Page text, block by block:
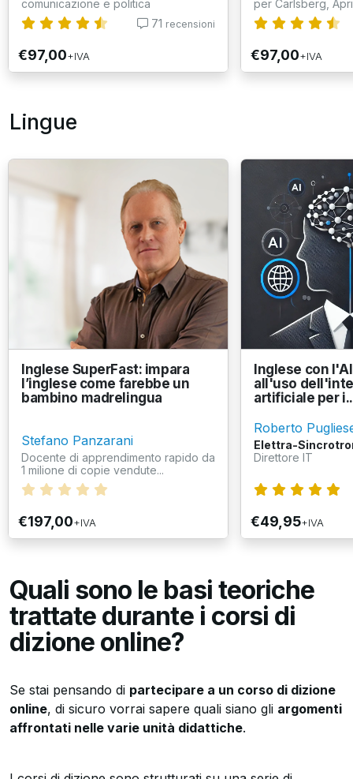
comunicazione e politica
71 recensioni
€97,00+IVA
per Carlsberg,
€97,00+IVA
Lingue
Inglese SuperFast: impara
l’inglese come farebbe un
bambino madrelingua
Stefano Panzarani
Docente di apprendimento rapido da
1 milione di copie vendute...
€197,00+IVA
Inglese con
all'uso
artificiale per
Roberto
Elettra-
Direttore IT
€49,95+IVA
Quali sono le basi teoriche
trattate durante i corsi di
dizione online?
Se stai pensando di partecipare a un corso di dizione
online, di sicuro vorrai sapere quali siano gli argomenti
affrontati nelle varie unità didattiche.